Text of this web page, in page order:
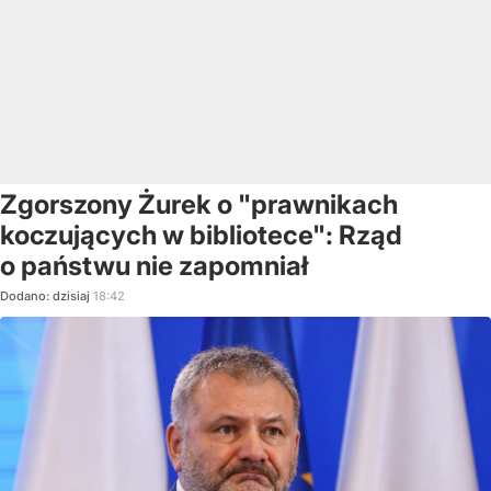
Zgorszony Żurek o "prawnikach
koczujących w bibliotece": Rząd
o państwu nie zapomniał
Dodano: dzisiaj 18:42